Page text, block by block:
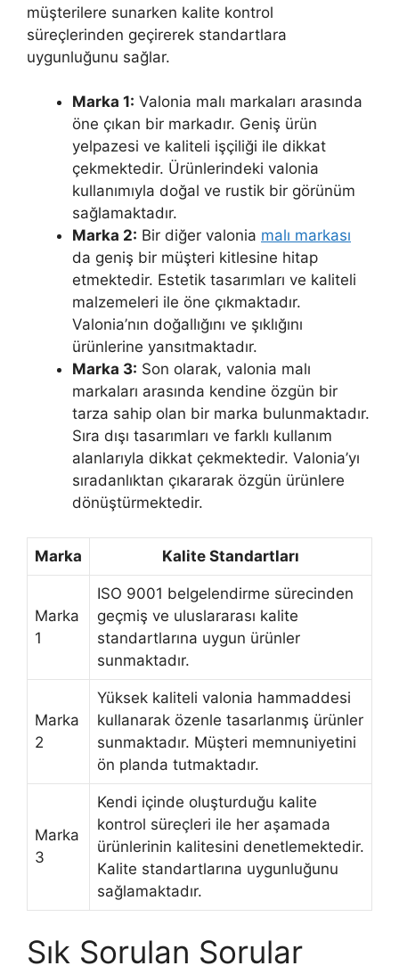
müşterilere sunarken kalite kontrol
süreçlerinden geçirerek standartlara
uygunluğunu sağlar.
Marka 1: Valonia malı markaları arasında
öne çıkan bir markadır. Geniş ürün
yelpazesi ve kaliteli işçiliği ile dikkat
çekmektedir. Ürünlerindeki valonia
kullanımıyla doğal ve rustik bir görünüm
sağlamaktadır.
Marka 2: Bir diğer valonia malı markası
da geniş bir müşteri kitlesine hitap
etmektedir. Estetik tasarımları ve kaliteli
malzemeleri ile öne çıkmaktadır.
Valonia’nın doğallığını ve şıklığını
ürünlerine yansıtmaktadır.
Marka 3: Son olarak, valonia malı
markaları arasında kendine özgün bir
tarza sahip olan bir marka bulunmaktadır.
Sıra dışı tasarımları ve farklı kullanım
alanlarıyla dikkat çekmektedir. Valonia’yı
sıradanlıktan çıkararak özgün ürünlere
dönüştürmektedir.
Marka Kalite Standartları
Marka
1
ISO 9001 belgelendirme sürecinden
geçmiş ve uluslararası kalite
standartlarına uygun ürünler
sunmaktadır.
Marka
2
Yüksek kaliteli valonia hammaddesi
kullanarak özenle tasarlanmış ürünler
sunmaktadır. Müşteri memnuniyetini
ön planda tutmaktadır.
Marka
3
Kendi içinde oluşturduğu kalite
kontrol süreçleri ile her aşamada
ürünlerinin kalitesini denetlemektedir.
Kalite standartlarına uygunluğunu
sağlamaktadır.
Sık Sorulan Sorular